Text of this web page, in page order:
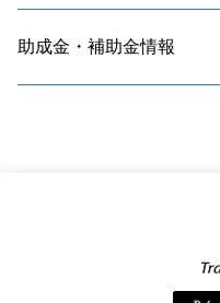
助成金・補助金情報